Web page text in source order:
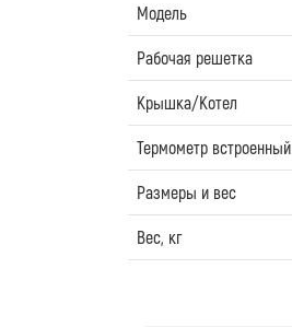
Модель
Рабочая решетка
Крышка/Котел
Термометр встроенный
Размеры и вес
Вес, кг